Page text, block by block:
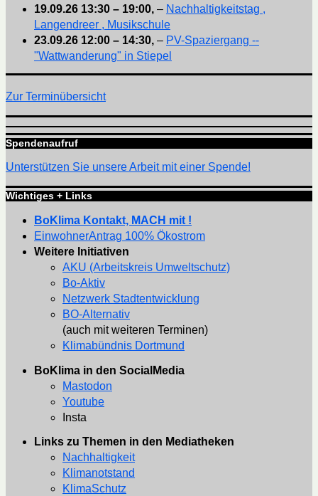
19.09.26 13:30 – 19:00, – Nachhaltigkeitstag ,
Langendreer , Musikschule
23.09.26 12:00 – 14:30, – PV-Spaziergang --
"Wattwanderung" in Stiepel
Zur Terminübersicht
Spendenaufruf
Unterstützen Sie unsere Arbeit mit einer Spende!
Wichtiges + Links
BoKlima Kontakt, MACH mit !
EinwohnerAntrag 100% Ökostrom
Weitere Initiativen
AKU (Arbeitskreis Umweltschutz)
Bo-Aktiv
Netzwerk Stadtentwicklung
BO-Alternativ
(auch mit weiteren Terminen)
Klimabündnis Dortmund
BoKlima in den SocialMedia
Mastodon
Youtube
Insta
Links zu Themen in den Mediatheken
Nachhaltigkeit
Klimanotstand
KlimaSchutz